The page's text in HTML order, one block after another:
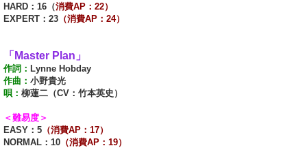
HARD：16（消費AP：22）
EXPERT：23 （消費AP：24）
「Master Plan」
作詞： Lynne Hobday
作曲： 小野貴光
唄： 柳蓮二（CV：竹本英史）
＜難易度＞
EASY：5 （消費AP：17）
NORMAL：10 （消費AP：19）